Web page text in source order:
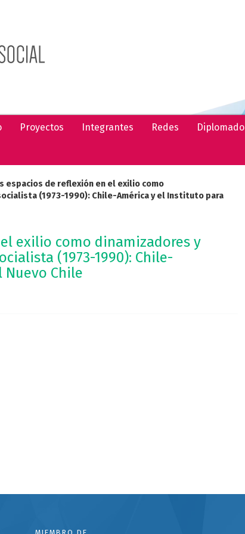
Proyectos Integrantes Redes Diplomado
espacios de reflexión en el exilio como
(1973-1990): Chile-América y el Instituto para
exilio como dinamizadores y
(1973-1990): Chile-
Chile